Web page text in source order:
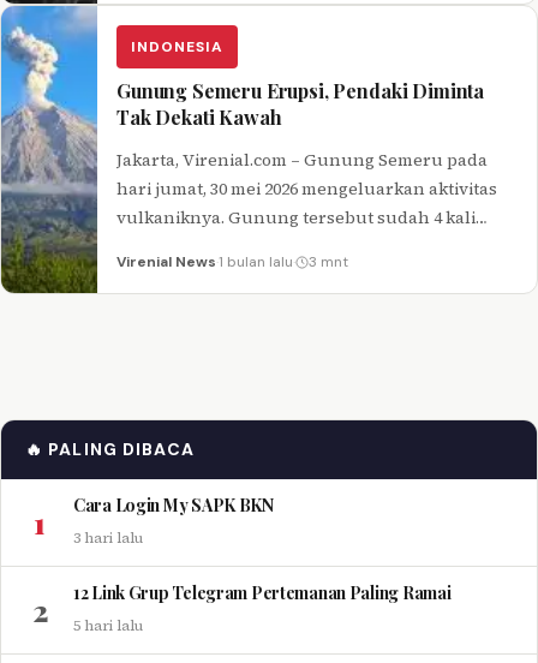
INDONESIA
Gunung Semeru Erupsi, Pendaki Diminta
Tak Dekati Kawah
Jakarta, Virenial.com – Gunung Semeru pada
hari jumat, 30 mei 2026 mengeluarkan aktivitas
vulkaniknya. Gunung tersebut sudah 4 kali
Virenial News·1 bulan lalu· 3 mnt
🔥 PALING DIBACA
1 Cara Login My SAPK BKN
3 hari lalu
2 12 Link Grup Telegram Pertemanan Paling Ramai
5 hari lalu